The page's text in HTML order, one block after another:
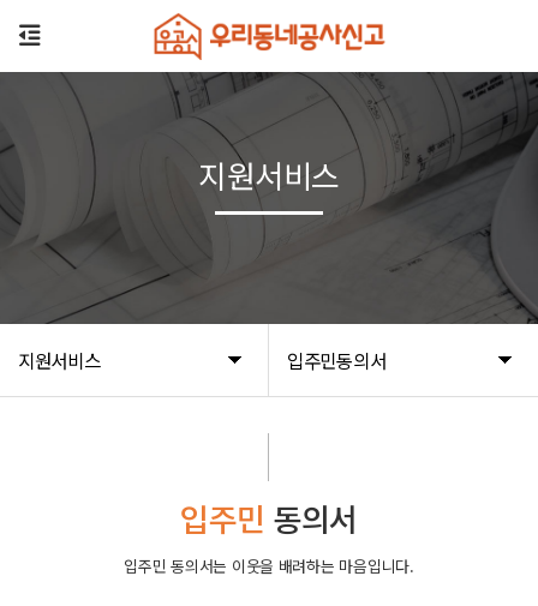
지원서비스 입주민동의서
지원서비스
입주민 동의서
입주민 동의서는 이웃을 배려하는 마음입니다.